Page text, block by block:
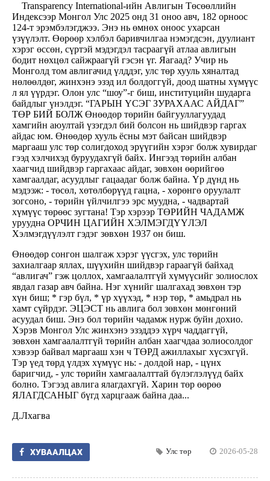
Transparency International-ийн Авлигын Төсөөллийн
Индексээр Монгол Улс 2025 онд 31 оноо авч, 182 орноос
124-т эрэмбэлэгджээ. Энэ нь өмнөх оноос ухарсан
үзүүлэлт. Өөрөөр хэлбэл баривчилгаа нэмэгдсэн, дуулиант
хэрэг өссөн, сүртэй мэдэгдэл тасраагүй атлаа авлигын
бодит нөхцөл сайжраагүй гэсэн үг. Яагаад? Учир нь
Монголд том авлигачид үлддэг, улс төр хууль хяналтад
нөлөөлдөг, жинхэнэ эзэд ил болдоггүй, доод шатны хүмүүс
л ял үүрдэг. Олон улс “шоу”-г биш, институцийн шударга
байдлыг үнэлдэг. “ГАРЫН ҮСЭГ ЗУРАХААС АЙДАГ”
ТӨР БИЙ БОЛЖ Өнөөдөр төрийн байгууллагуудад
хамгийн аюултай үзэгдэл бий болсон нь шийдвэр гаргах
айдас юм. Өнөөдөр хууль ёсны мэт байсан шийдвэр
маргааш улс төр солигдоход эрүүгийн хэрэг болж хувирдаг
гээд хэлчихэд буруудахгүй байх. Ингээд төрийн албан
хаагчид шийдвэр гаргахаас айдаг, зөвхөн өөрийгөө
хамгаалдаг, асуудлыг гацаадаг болж байна. Үр дүнд нь
мэдээж: - төсөл, хөтөлбөрүүд гацна, - хөрөнгө оруулалт
зогсоно, - төрийн үйлчилгээ эрс муудна, - чадвартай
хүмүүс төрөөс зугтана! Тэр хэрээр ТӨРИЙН ЧАДАМЖ
уруудна ОРЧИН ЦАГИЙН ХЭЛМЭГДҮҮЛЭЛ
Хэлмэгдүүлэлт гэдэг зөвхөн 1937 он биш.
Өнөөдөр сонгон шалгаж хэрэг үүсгэх, улс төрийн
захиалгаар яллах, шүүхийн шийдвэр гараагүй байхад
“авлигач” гэж цоллох, хамгаалалтгүй хүмүүсийг золиослох
явдал газар авч байна. Нэг хүнийг шалгахад зөвхөн тэр
хүн биш; * гэр бүл, * үр хүүхэд, * нэр төр, * амьдрал нь
хамт сүйрдэг. ЭЦЭСТ нь авлига бол зөвхөн мөнгөний
асуудал биш. Энэ бол төрийн чадамж нурж буйн дохио.
Хэрэв Монгол Улс жинхэнэ эзэддээ хүрч чаддаггүй,
зөвхөн хамгаалалтгүй төрийн албан хаагчдаа золиосолдог
хэвээр байвал маргааш хэн ч ТӨРД ажиллахыг хүсэхгүй.
Тэр үед төрд үлдэх хүмүүс нь: - долдой нар, - цүнх
баригчид, - улс төрийн хамгаалалттай бүлэглэлүүд байх
болно. Тэгээд авлига ялагдахгүй. Харин төр өөрөө
ЯЛАГДСАНЫГ бүгд харцгааж байна даа...
Д.Лхагва
ХУВААЛЦАХ Улс төр 2026-05-28